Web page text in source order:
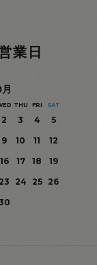
業日
月
THU FRI SAT
2 3 4
5
9 10 11
12
16 17 18
19
23 24 25
26
30